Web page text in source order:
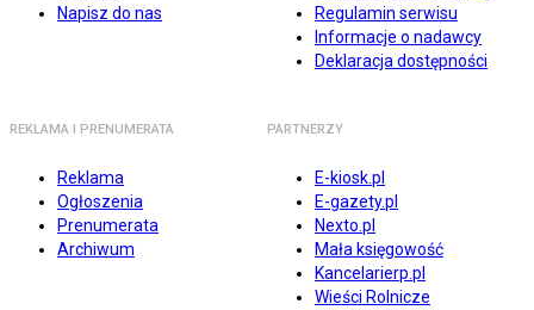
Napisz do nas
Regulamin serwisu
Informacje o nadawcy
Deklaracja dostępności
REKLAMA I PRENUMERATA
Reklama
Ogłoszenia
Prenumerata
Archiwum
PARTNERZY
E-kiosk.pl
E-gazety.pl
Nexto.pl
Mała księgowość
Kancelarierp.pl
Wieści Rolnicze